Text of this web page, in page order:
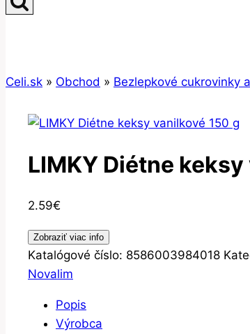
Celi.sk » Obchod » Bezlepkové cukrovinky
LIMKY Diétne
2.59€
Zobraziť viac info
Katalógové číslo: 8586003984018
Novalim
Popis
Výrobca